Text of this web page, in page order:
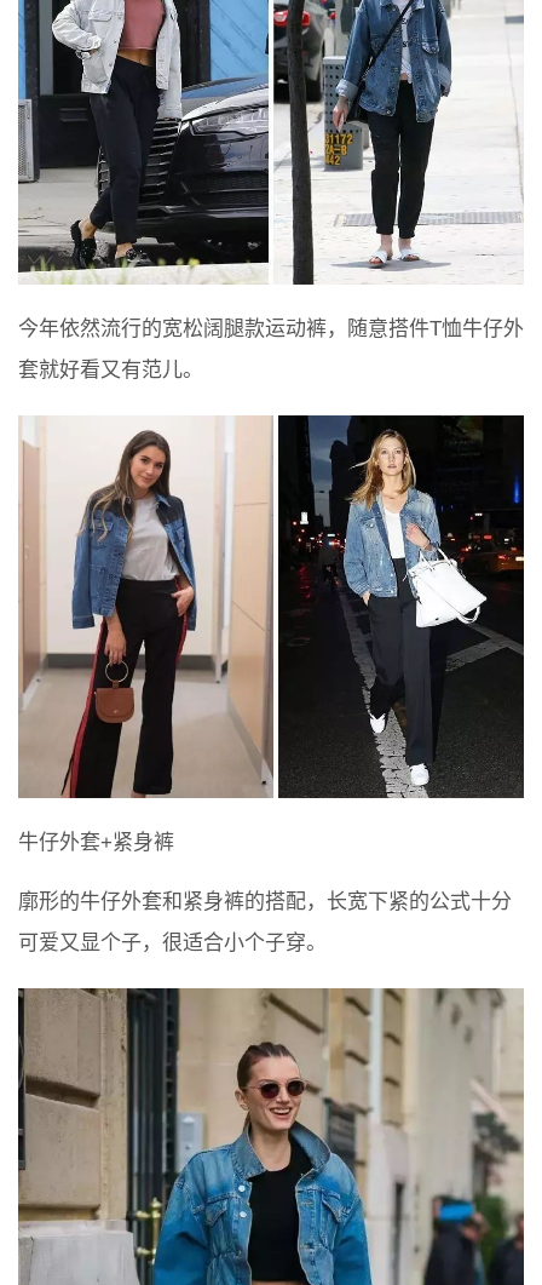
今年依然流行的宽松阔腿款运动裤，随意搭件T恤牛仔外
套就好看又有范儿。
牛仔外套+紧身裤
廓形的牛仔外套和紧身裤的搭配，长宽下紧的公式十分
可爱又显个子，很适合小个子穿。